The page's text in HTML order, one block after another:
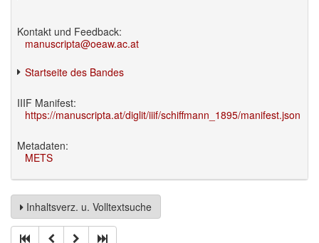
Kontakt und Feedback:
manuscripta@oeaw.ac.at
Startseite des Bandes
IIIF Manifest:
https://manuscripta.at/diglit/iiif/schiffmann_1895/manifest.json
Metadaten:
METS
Inhaltsverz. u. Volltextsuche